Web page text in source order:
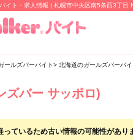
イト・求人情報 | 札幌市中央区南5条西3丁目
ールズバーバイト 北海道のガールズバーバイ
ズバー サッポロ)
ているため古い情報の可能性があり